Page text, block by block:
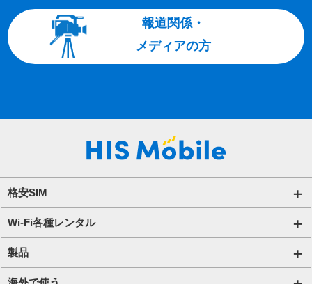
報道関係・
メディアの方
格安SIM
国内通信SIM一覧
自由自在2.0プラン
ビタッ！プラン
Wi-Fi各種レンタル
法人のお客様トップページ
海外短期レンタル HIS Wi-Fi
製品
オンラインショップ